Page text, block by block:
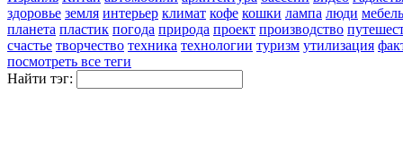
здоровье земля интерьер климат кофе кошки лампа люди мебель
планета пластик погода природа проект производство
счастье творчество техника технологии туризм утилизация
посмотреть все теги
Найти тэг: